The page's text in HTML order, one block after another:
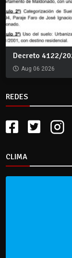
Decreto 4122/
Aug 06 2026
REDES
CLIMA